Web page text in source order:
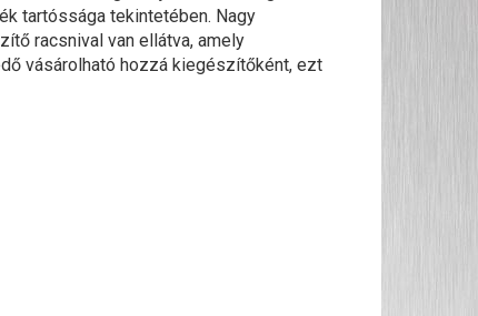
tartóssága tekintetében. Nagy
racsnival van ellátva, amely
vásárolható hozzá kiegészítőként, ezt